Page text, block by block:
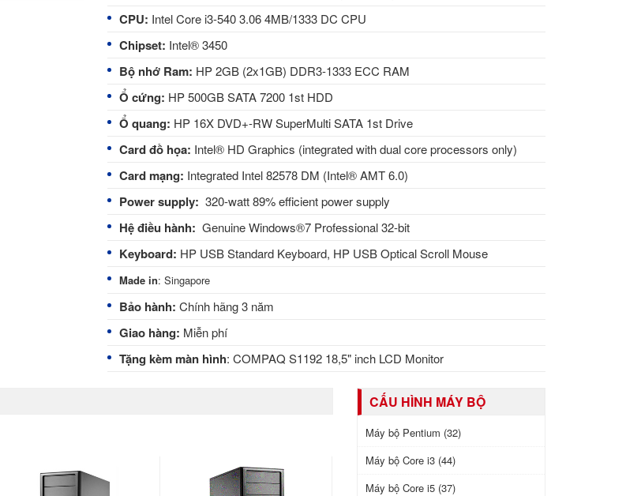
CPU: Intel Core i3-540 3.06 4MB/1333 DC CPU
Chipset: Intel® 3450
Bộ nhớ Ram: HP 2GB (2x1GB) DDR3-1333 ECC RAM
Ổ cứng: HP 500GB SATA 7200 1st HDD
Ổ quang: HP 16X DVD+-RW SuperMulti SATA 1st Drive
Card đồ họa: Intel® HD Graphics (integrated with dual core processors only)
Card mạng: Integrated Intel 82578 DM (Intel® AMT 6.0)
Power supply: 320-watt 89% efficient power supply
Hệ điều hành: Genuine Windows®7 Professional 32-bit
Keyboard: HP USB Standard Keyboard, HP USB Optical Scroll Mouse
Made in: Singapore
Bảo hành: Chính hãng 3 năm
Giao hàng: Miễn phí
Tặng kèm màn hình: COMPAQ S1192 18,5" inch LCD Monitor
CẤU HÌNH MÁY BỘ
Máy bộ Pentium (32)
Máy bộ Core i3 (44)
Máy bộ Core i5 (37)